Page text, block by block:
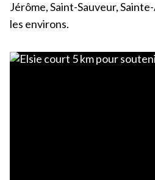
Jérôme, Saint-Sauveur,
les environs.